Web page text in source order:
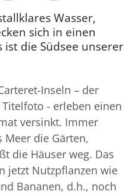
Wasser,
sich in einen
die Südsee unserer
Inseln – der
- erleben einen
versinkt. Immer
die Gärten,
die Häuser weg. Das
jetzt Nutzpflanzen wie
Bananen, d.h., noch